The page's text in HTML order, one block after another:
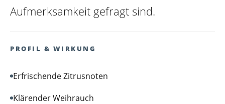
Aufmerksamkeit gefragt sind.
PROFIL & WIRKUNG
Erfrischende Zitrusnoten
Klärender Weihrauch